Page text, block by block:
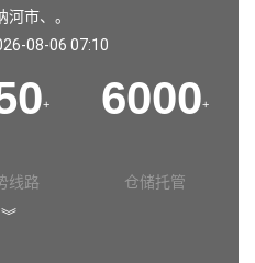
河市、。
08-06 07:10
+
线路
6000+
仓储托管
︾